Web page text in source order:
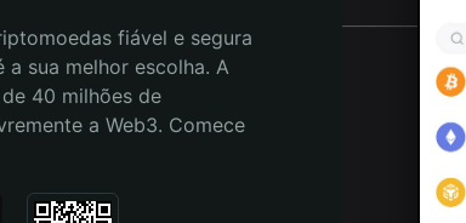
fiável e segura
a sua melhor escolha. A
40 milhões de
a Web3. Comece